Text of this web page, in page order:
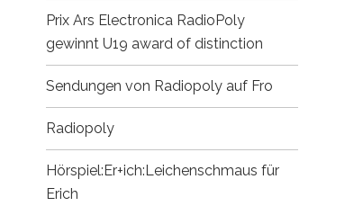
Prix Ars Electronica RadioPoly
gewinnt U19 award of distinction
Sendungen von Radiopoly auf Fro
Radiopoly
Hörspiel:Er+ich:Leichenschmaus für
Erich